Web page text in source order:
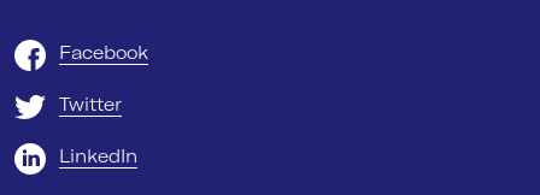
Facebook
Twitter
LinkedIn